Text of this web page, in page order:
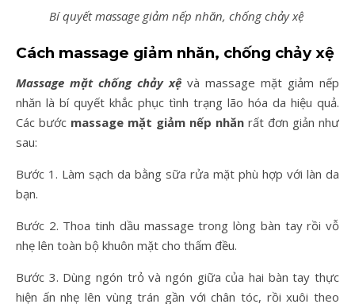
Bí quyết massage giảm nếp nhăn, chống chảy xệ
Cách massage giảm nhăn, chống chảy xệ
Massage mặt chống chảy xệ và massage mặt giảm nếp
nhăn là bí quyết khắc phục tình trạng lão hóa da hiệu quả.
Các bước massage mặt giảm nếp nhăn rất đơn giản như
sau:
Bước 1. Làm sạch da bằng sữa rửa mặt phù hợp với làn da
bạn.
Bước 2. Thoa tinh dầu massage trong lòng bàn tay rồi vỗ
nhẹ lên toàn bộ khuôn mặt cho thấm đều.
Bước 3. Dùng ngón trỏ và ngón giữa của hai bàn tay thực
hiện ấn nhẹ lên vùng trán gần với chân tóc, rồi xuôi theo